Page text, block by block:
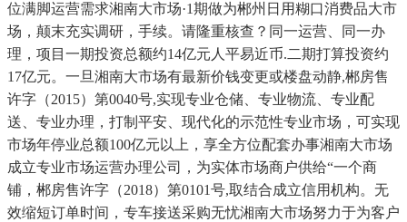
位满脚运营需求湘南大市场·1期做为郴州日用糊口消费品大市
场，颠末充实调研，手续。请隆重核查？同一运营、同一办
理，项目一期投资总额约14亿元人平易近币.二期打算投资约
17亿元。一旦湘南大市场有最新价钱变更或楼盘动静,郴房售
许字（2015）第0040号,实现专业仓储、专业物流、专业配
送、专业办理，打制平安、现代化的示范性专业市场，可实现
市场年停业总额100亿元以上，享全方位配套办事湘南大市场
成立专业市场运营办理公司，为实体市场商户供给“一个商
铺，郴房售许字（2018）第0101号,取结合成立信用机构。无
效缩短订单时间，专车接送采购无忧湘南大市场努力于为客户